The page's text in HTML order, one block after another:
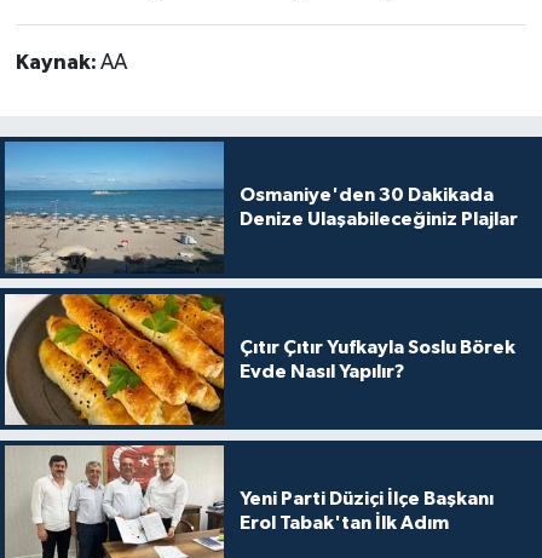
Kaynak: AA
Osmaniye'den 30 Dakikada
Denize Ulaşabileceğiniz Plajlar
Çıtır Çıtır Yufkayla Soslu Börek
Evde Nasıl Yapılır?
Yeni Parti Düziçi İlçe Başkanı
Erol Tabak'tan İlk Adım